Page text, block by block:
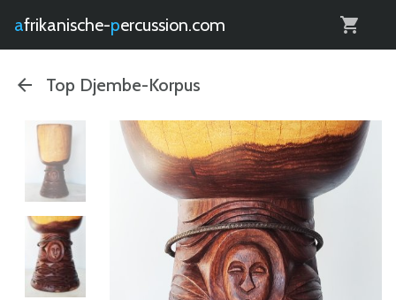
afrikanische- percussion.com
Top Djembe-Korpus